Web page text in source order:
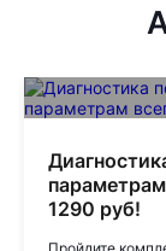
1290 руб!